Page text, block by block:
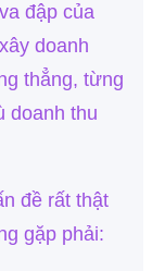
đập của
doanh
thẳng, từng
doanh thu
đề rất thật
gặp phải: